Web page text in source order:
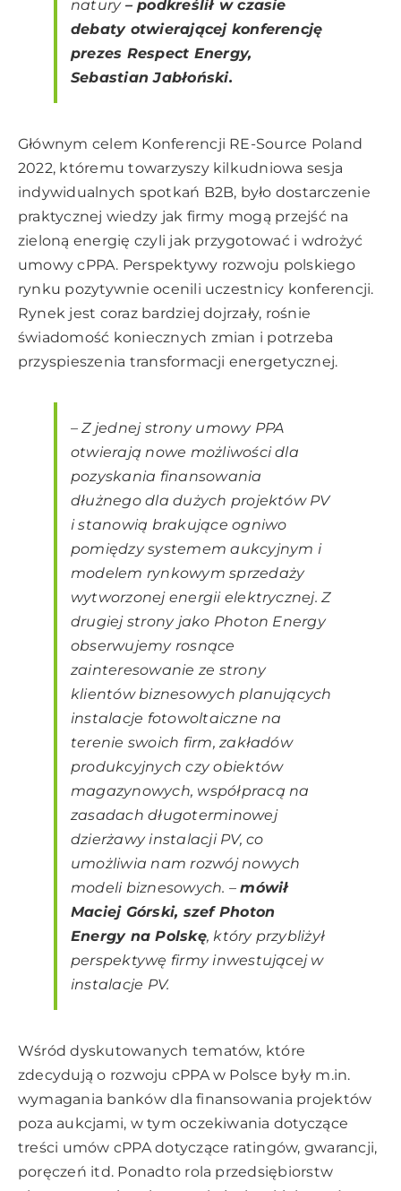
natury –podkreślił w czasie
debaty otwierającej konferencję
prezes Respect Energy,
Sebastian Jabłoński.
Głównym celem Konferencji RE-Source Poland
2022, któremu towarzyszy kilkudniowa sesja
indywidualnych spotkań B2B, było dostarczenie
praktycznej wiedzy jak firmy mogą przejść na
zieloną energię czyli jak przygotować i wdrożyć
umowy cPPA. Perspektywy rozwoju polskiego
rynku pozytywnie ocenili uczestnicy konferencji.
Rynek jest coraz bardziej dojrzały, rośnie
świadomość koniecznych zmian i potrzeba
przyspieszenia transformacji energetycznej.
– Zjednej strony umowy PPA
otwierają nowe możliwości dla
pozyskania finansowania
dłużnego dla dużych projektów PV
i stanowią brakujące ogniwo
pomiędzy systemem aukcyjnym i
modelem rynkowym sprzedaży
wytworzonej energii elektrycznej. Z
drugiej strony jako Photon Energy
obserwujemy rosnące
zainteresowanie ze strony
klientów biznesowych planujących
instalacje fotowoltaiczne na
terenie swoich firm, zakładów
produkcyjnych czy obiektów
magazynowych, współpracą na
zasadach długoterminowej
dzierżawy instalacji PV, co
umożliwia nam rozwój nowych
modeli biznesowych. –mówił
Maciej Górski, szef Photon
Energy na Polskę, który przybliżył
perspektywę firmy inwestującej w
instalacje PV.
Wśród dyskutowanych tematów, które
zdecydują o rozwoju cPPA w Polsce były m.in.
wymagania banków dla finansowania projektów
poza aukcjami, w tym oczekiwania dotyczące
treści umów cPPA dotyczące ratingów, gwarancji,
poręczeń itd. Ponadto rola przedsiębiorstw